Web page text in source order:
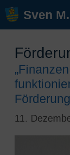
Zum
Inhalt Sven
11.